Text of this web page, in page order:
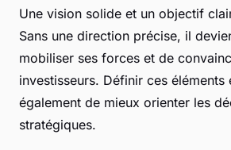
Une vision solide et un objectif
Sans une direction précise, il
mobiliser ses forces et de
investisseurs. Définir ces éléments
également de mieux orienter les
stratégiques.